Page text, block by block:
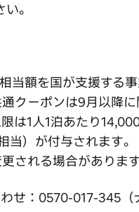
。
額を国が支援する
クーポンは9月以降
は1人1泊あたり
当）が付与されます
される場合があります
せ：0570-017-345